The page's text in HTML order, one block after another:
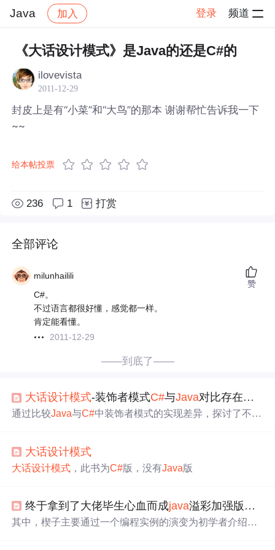
Java 加入 登录 频道
社区 Java 帖子详情
《大话设计模式》是Java的还是C#的
ilovevista
2011-12-29
封皮上是有“小菜”和“大鸟”的那本 谢谢帮忙告诉我一下
~~
给本帖投票
236 1 打赏
全部评论
milunhailili
C#。
不过语言都很好懂，感觉都一样。
肯定能看懂。
2011-12-29
赞
——到底了——
大话设计模式-装饰者模式C#与Java对比存在的问题
通过比较Java与C#中装饰者模式的实现差异，探讨了不同
大话设计模式
大话设计模式 ，此书为C#版，没有Java版
终于拿到了大佬毕生心血而成java溢彩加强版 大话
其中，楔子主要通过一个编程实例的演变为初学者介绍了